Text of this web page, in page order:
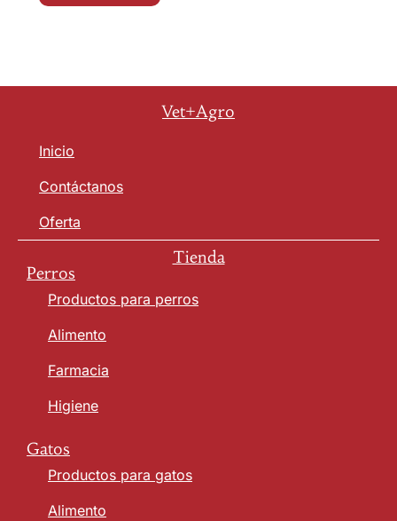
Vet+Agro
Inicio
Contáctanos
Oferta
Tienda
Perros
Productos para perros
Alimento
Farmacia
Higiene
Gatos
Productos para gatos
Alimento